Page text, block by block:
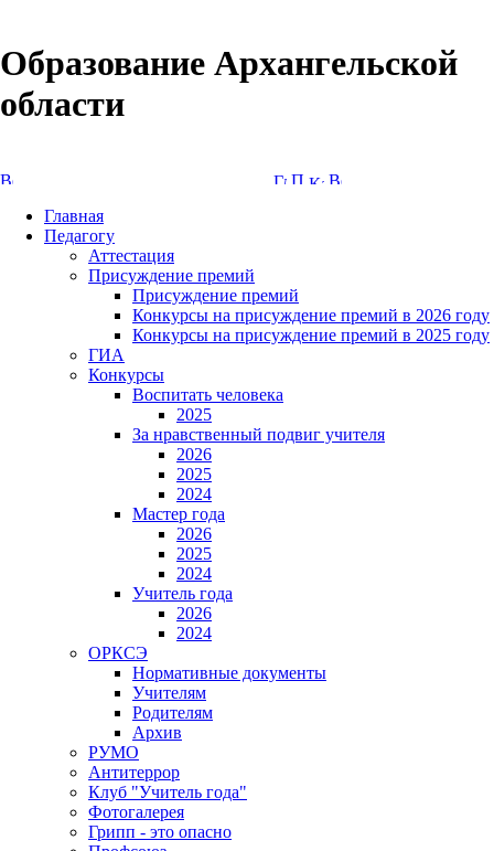
Образование Архангельской
области
Главная
Педагогу
Аттестация
Присуждение премий
Присуждение премий
Конкурсы на присуждение премий в 2026 году
Конкурсы на присуждение премий в 2025 году
ГИА
Конкурсы
Воспитать человека
2025
За нравственный подвиг учителя
2026
2025
2024
Мастер года
2026
2025
2024
Учитель года
2026
2024
ОРКСЭ
Нормативные документы
Учителям
Родителям
Архив
РУМО
Антитеррор
Клуб "Учитель года"
Фотогалерея
Грипп - это опасно